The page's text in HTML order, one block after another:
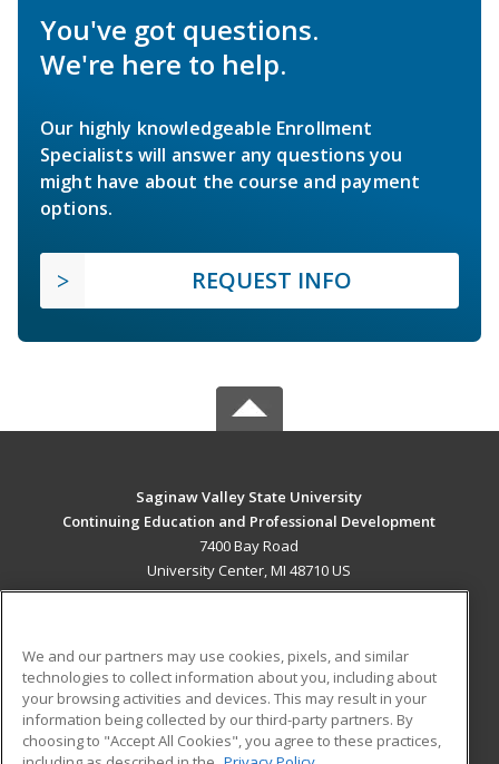
You've got questions.
We're here to help.
Our highly knowledgeable Enrollment
Specialists will answer any questions you
might have about the course and payment
options.
REQUEST INFO
Saginaw Valley State University
Continuing Education and Professional Development
7400 Bay Road
University Center, MI 48710 US
ADDITIONAL RESOURCES
Military
Financial Assistance
Student Blog
We and our partners may use cookies, pixels, and similar
technologies to collect information about you, including about
your browsing activities and devices. This may result in your
information being collected by our third-party partners. By
choosing to "Accept All Cookies", you agree to these practices,